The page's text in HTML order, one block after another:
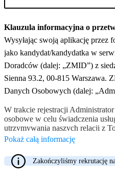
Klauzula informacyjna o
Wysyłając swoją aplikację przez
jako kandydat/kandydatka w
Doradców (dalej: „ZMID”) z
Sienna 93.2, 00-815 Warszawa.
Danych Osobowych (dalej:
W trakcie rejestracji Administrator
osobowe w celu świadczenia
utrzymywania naszych relacji z
informację o przetwarzaniu
prywatności wyjaśniającą
informacje na Twój temat oraz
zakresie. Jeżeli masz pytania
Pokaż całą informację
Zakończyliśmy rekrutację